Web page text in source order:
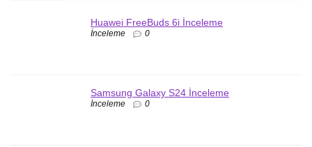
Huawei FreeBuds 6i İnceleme
İnceleme 0
Samsung Galaxy S24 İnceleme
İnceleme 0